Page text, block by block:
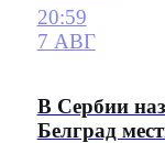
20:59
7 АВГ
В Сербии
Белград